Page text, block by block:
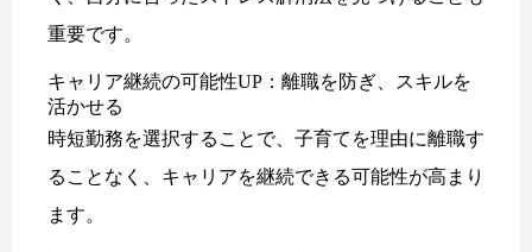
重要です。
キャリア継続の可能性UP：離職を防ぎ、スキルを
活かせる
時短勤務を選択することで、子育てを理由に離職す
ることなく、キャリアを継続できる可能性が高まり
ます。